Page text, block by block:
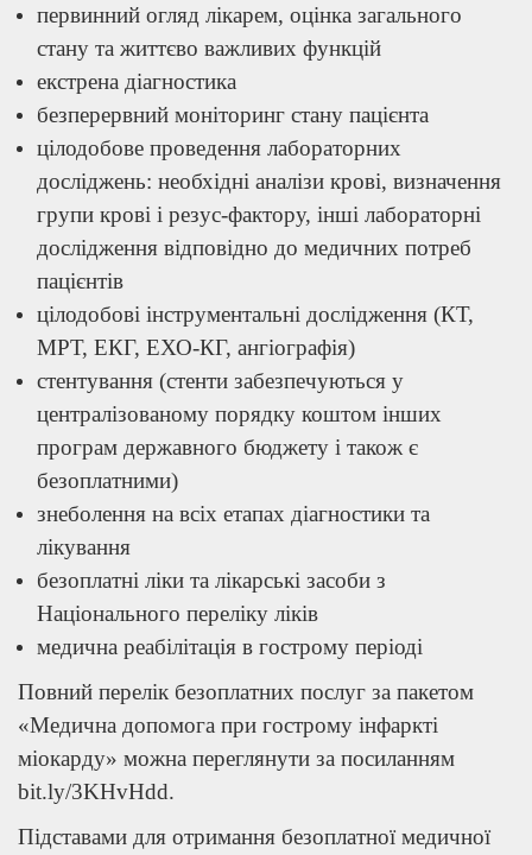
первинний огляд лікарем, оцінка загального
стану та життєво важливих функцій
екстрена діагностика
безперервний моніторинг стану пацієнта
цілодобове проведення лабораторних
досліджень: необхідні аналізи крові, визначення
групи крові і резус-фактору, інші лабораторні
дослідження відповідно до медичних потреб
пацієнтів
цілодобові інструментальні дослідження (КТ,
МРТ, ЕКГ, ЕХО-КГ, ангіографія)
стентування (стенти забезпечуються у
централізованому порядку коштом інших
програм державного бюджету і також є
безоплатними)
знеболення на всіх етапах діагностики та
лікування
безоплатні ліки та лікарські засоби з
Національного переліку ліків
медична реабілітація в гострому періоді
Повний перелік безоплатних послуг за пакетом
«Медична допомога при гострому інфаркті
міокарду» можна переглянути за посиланням
bit.ly/3KHvHdd.
Підставами для отримання безоплатної медичної